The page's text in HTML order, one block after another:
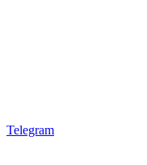
Telegram